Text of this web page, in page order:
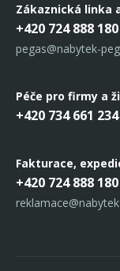
Zákaznická linka
+420 724 888 180
pegas@nabytek-
Péče pro firmy a
+420 734 661 234
Fakturace,
+420 724 888 180